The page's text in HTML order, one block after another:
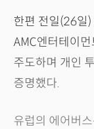
한편 전일(26일)
AMC엔터테이
주도하며 개인
증명했다.
유럽의 에어버